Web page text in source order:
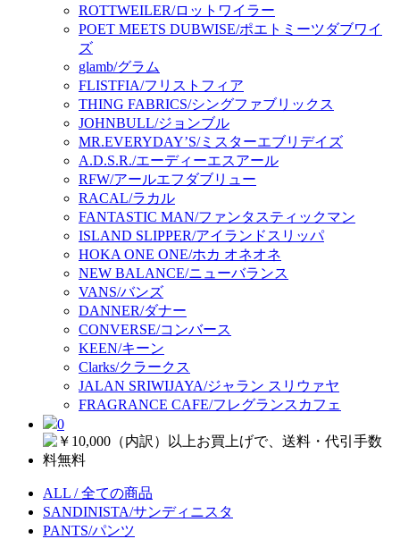
ROTTWEILER/ロットワイラー
POET MEETS DUBWISE/ポエトミーツダブワイ
ズ
glamb/グラム
FLISTFIA/フリストフィア
THING FABRICS/シングファブリックス
JOHNBULL/ジョンブル
MR.EVERYDAY’S/ミスターエブリデイズ
A.D.S.R./エーディーエスアール
RFW/アールエフダブリュー
RACAL/ラカル
FANTASTIC MAN/ファンタスティックマン
ISLAND SLIPPER/アイランドスリッパ
HOKA ONE ONE/ホカ オネオネ
NEW BALANCE/ニューバランス
VANS/バンズ
DANNER/ダナー
CONVERSE/コンバース
KEEN/キーン
Clarks/クラークス
JALAN SRIWIJAYA/ジャラン スリウァヤ
FRAGRANCE CAFE/フレグランスカフェ
0
ALL / 全ての商品
SANDINISTA/サンディニスタ
PANTS/パンツ